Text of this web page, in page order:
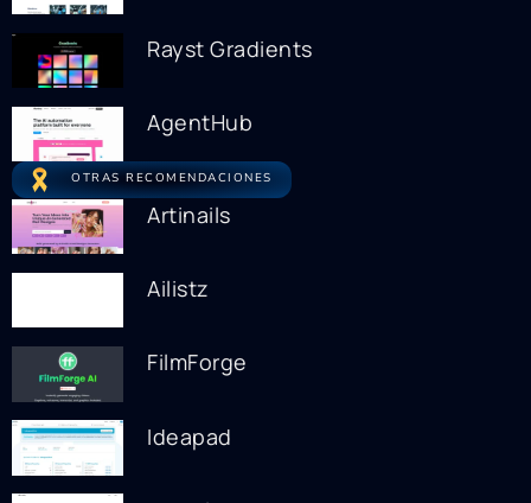
Rayst Gradients
AgentHub
OTRAS RECOMENDACIONES
Artinails
Ailistz
FilmForge
Ideapad